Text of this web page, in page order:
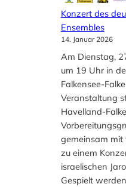
Konzert des
Ensembles
14. Januar 2026
Am Dienstag,
um 19 Uhr in
Falkensee-
Veranstaltung
Havelland-
gemeinsam mit
zu einem
israelischen
Gespielt